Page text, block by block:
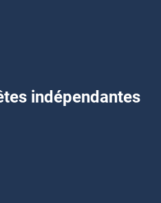
indépendantes